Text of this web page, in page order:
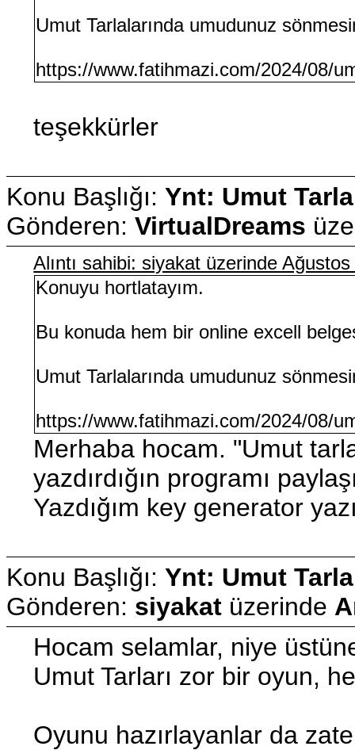
Umut Tarlalarında umudunuz
https://www.fatihmazi.com/2024/08/
teşekkürler
Konu Başlığı: Ynt: Umut
Gönderen: VirtualDreams
Alıntı sahibi: siyakat üzerinde
Konuyu hortlatayım.
Bu konuda hem bir online excell
Umut Tarlalarında umudunuz
https://www.fatihmazi.com/2024/08/
Merhaba hocam. "Umut
yazdırdığın programı
Yazdığım key generator
Konu Başlığı: Ynt: Umut
Gönderen: siyakat üzerinde
Hocam selamlar, niye
Umut Tarları zor bir oyun,
Oyunu hazırlayanlar da